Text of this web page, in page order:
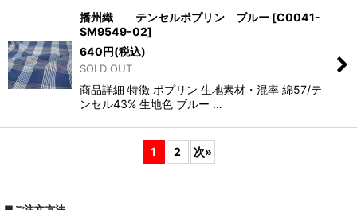
播州織 テンセルポプリン ブルー [C0041-
SM9549-02]
640円(税込)
SOLD OUT
商品詳細 特徴 ポプリン 生地素材・混率 綿57/テ
ンセル43% 生地色 ブルー …
1 2 次»